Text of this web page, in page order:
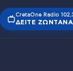
CretaOne Radio
ΔΕΊΤΕ ΖΩΝΤΑΝΆ